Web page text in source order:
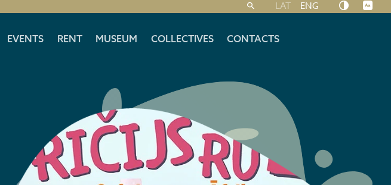
LAT ENG
EVENTS RENT MUSEUM COLLECTIVES CONTACTS